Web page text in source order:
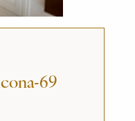
69